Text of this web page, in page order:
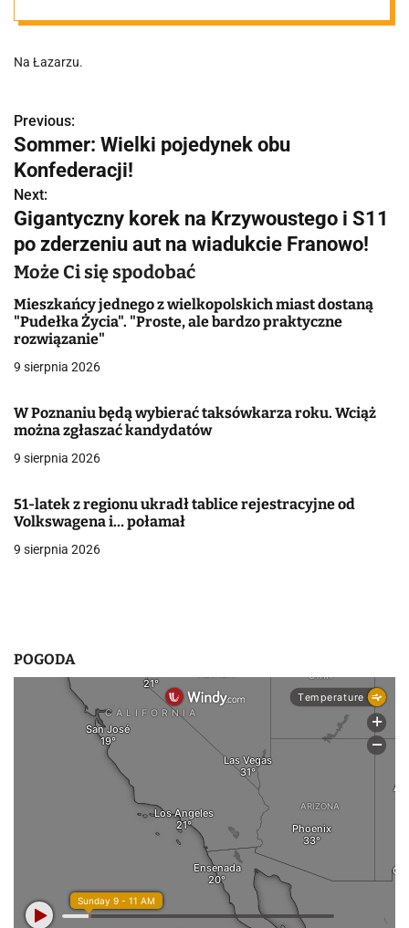
Dyrekcja
wezwała policję
i zabroniła
dzieciom
wychodzić z
obiektu
Na Łazarzu.
N
a
w
i
g
a
c
j
a
w
i
s
Previous:
Sommer: Wielki pojedynek obu
Konfederacji!
Next:
Gigantyczny korek na Krzywoustego i S11
po zderzeniu aut na wiadukcie Franowo!
Może Ci się spodobać
Mieszkańcy jednego z wielkopolskich miast dostaną
"Pudełka Życia". "Proste, ale bardzo praktyczne
rozwiązanie"
9 sierpnia 2026
W Poznaniu będą wybierać taksówkarza roku. Wciąż
można zgłaszać kandydatów
9 sierpnia 2026
51-latek z regionu ukradł tablice rejestracyjne od
Volkswagena i… połamał
9 sierpnia 2026
POGODA